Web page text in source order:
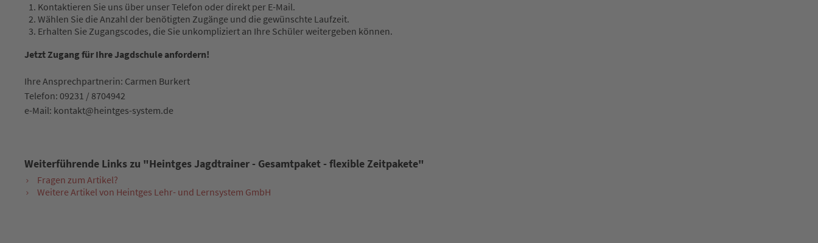
Kontaktieren Sie uns über unser Telefon oder direkt per E-Mail.
Wählen Sie die Anzahl der benötigten Zugänge und die gewünschte Laufzeit.
Erhalten Sie Zugangscodes, die Sie unkompliziert an Ihre Schüler weitergeben können.
Jetzt Zugang für Ihre Jagdschule anfordern!
Ihre Ansprechpartnerin: Carmen Burkert
Telefon: 09231 / 8704942
e-Mail: kontakt@heintges-system.de
Weiterführende Links zu "Heintges Jagdtrainer - Gesamtpaket - flexible Zeitpakete"
Fragen zum Artikel?
Weitere Artikel von Heintges Lehr- und Lernsystem GmbH